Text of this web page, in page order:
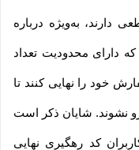
دارند، به‌ویژه درباره
دارای محدودیت تعداد
خود را نهایی کنند تا
نشوند. شایان ذکر است
کد رهگیری نهایی